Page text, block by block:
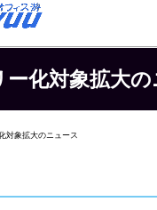
化対象拡大の
対象拡大のニュース